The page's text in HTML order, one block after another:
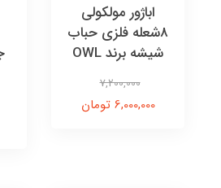
اباژور مولکولی
8شعله فلزی حباب
شیشه برند OWL
7,200,000
6,000,000 تومان